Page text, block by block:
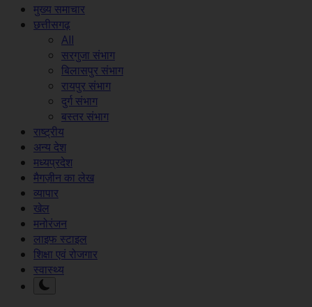
मुख्य समाचार
छत्तीसगढ़
All
सरगुजा संभाग
बिलासपुर संभाग
रायपुर संभाग
दुर्ग संभाग
बस्तर संभाग
राष्ट्रीय
अन्य देश
मध्यप्रदेश
मैगज़ीन का लेख
व्यापार
खेल
मनोरंजन
लाइफ स्टाइल
शिक्षा एवं रोजगार
स्वास्थ्य